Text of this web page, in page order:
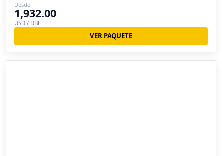
Desde
1,932.00
USD / DBL
VER PAQUETE